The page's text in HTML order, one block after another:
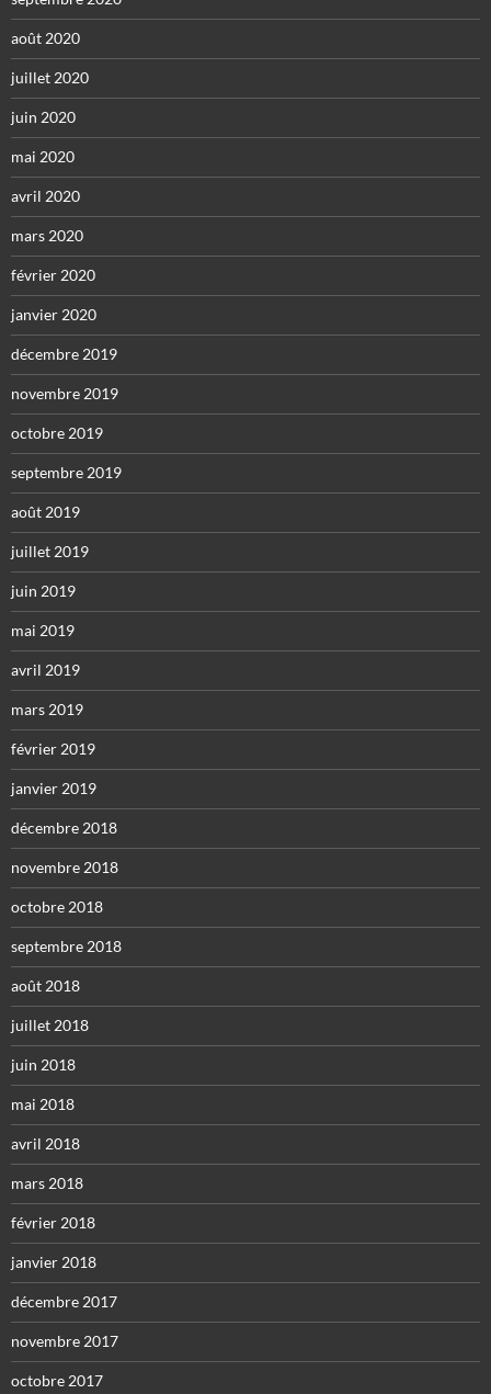
août 2020
juillet 2020
juin 2020
mai 2020
avril 2020
mars 2020
février 2020
janvier 2020
décembre 2019
novembre 2019
octobre 2019
septembre 2019
août 2019
juillet 2019
juin 2019
mai 2019
avril 2019
mars 2019
février 2019
janvier 2019
décembre 2018
novembre 2018
octobre 2018
septembre 2018
août 2018
juillet 2018
juin 2018
mai 2018
avril 2018
mars 2018
février 2018
janvier 2018
décembre 2017
novembre 2017
octobre 2017